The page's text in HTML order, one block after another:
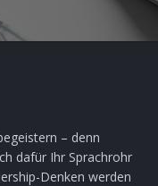
– denn
dafür Ihr Sprachrohr
Denken werden